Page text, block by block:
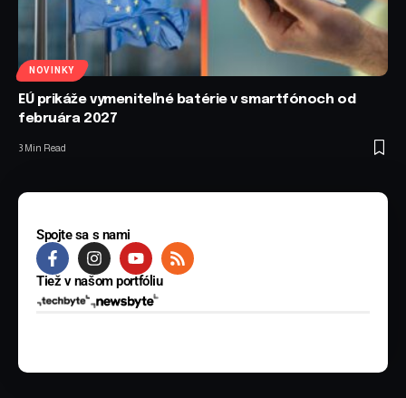
NOVINKY
EÚ prikáže vymeniteľné batérie v smartfónoch od
februára 2027
3 Min Read
Spojte sa s nami
Tiež v našom portfóliu